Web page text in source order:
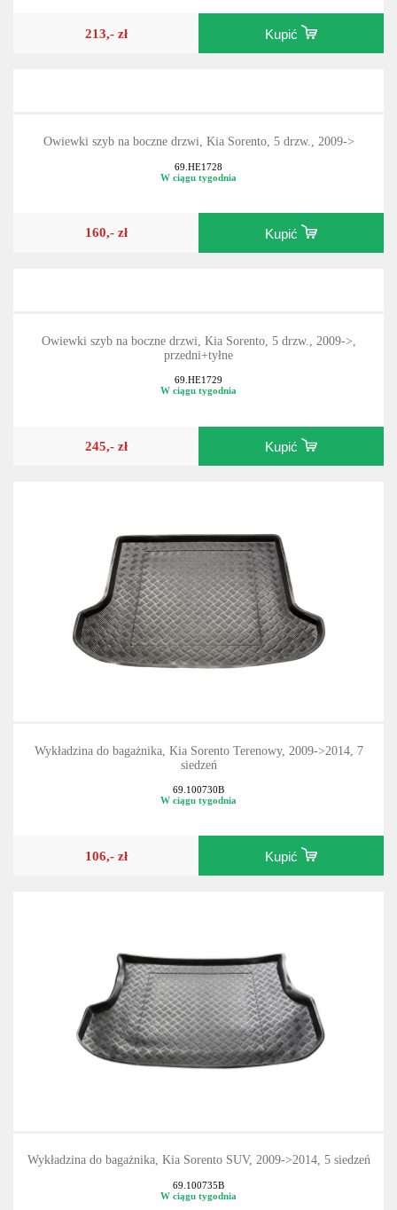
213,- zł Kupić
Owiewki szyb na boczne drzwi, Kia Sorento, 5 drzw., 2009->
69.HE1728
W ciągu tygodnia
160,- zł Kupić
Owiewki szyb na boczne drzwi, Kia Sorento, 5 drzw., 2009->,
przedni+tyłne
69.HE1729
W ciągu tygodnia
245,- zł Kupić
Wykładzina do bagażnika, Kia Sorento Terenowy, 2009->2014, 7
siedzeń
69.100730B
W ciągu tygodnia
106,- zł Kupić
Wykładzina do bagażnika, Kia Sorento SUV, 2009->2014, 5 siedzeń
69.100735B
W ciągu tygodnia